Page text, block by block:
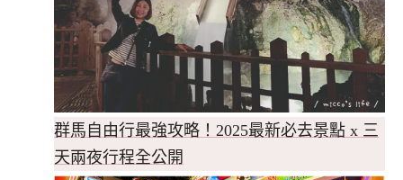
群馬自由行最強攻略！2025最新必去景點 x 三
天兩夜行程全公開